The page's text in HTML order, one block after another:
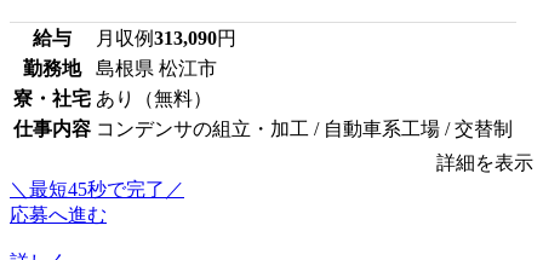
給与 月収例313,090円
勤務地
島根県 松江市
寮・社宅 あり（無料）
仕事内容 コンデンサの組立・加工 / 自動車系工場 / 交替制
詳細を表示
＼最短45秒で完了／
応募へ進む